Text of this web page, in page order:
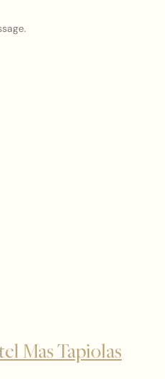
Mas Tapiolas